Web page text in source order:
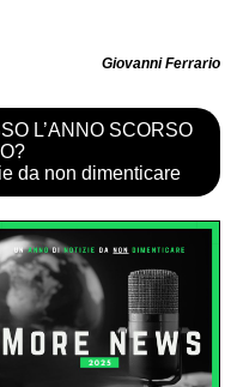
Giovanni Ferrario
L’ANNO SCORSO
da non dimenticare